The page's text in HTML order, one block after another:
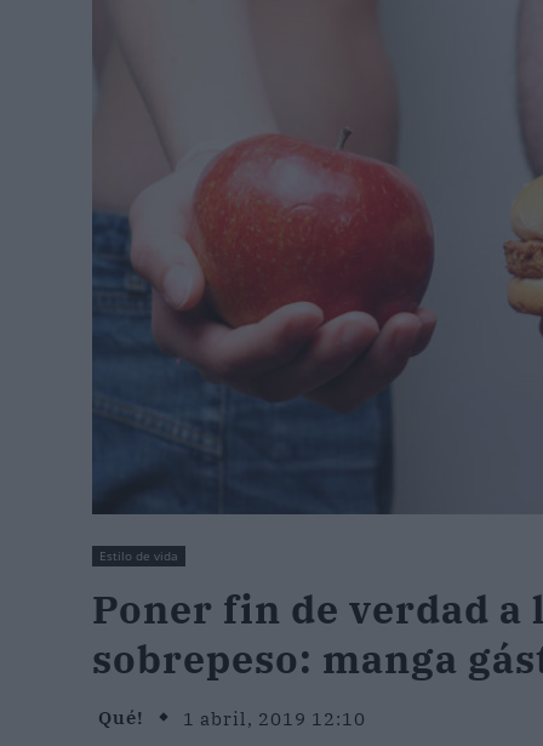
Estilo de vida
Poner fin de verdad a
sobrepeso: manga
Qué! 1 abril, 2019 12:10